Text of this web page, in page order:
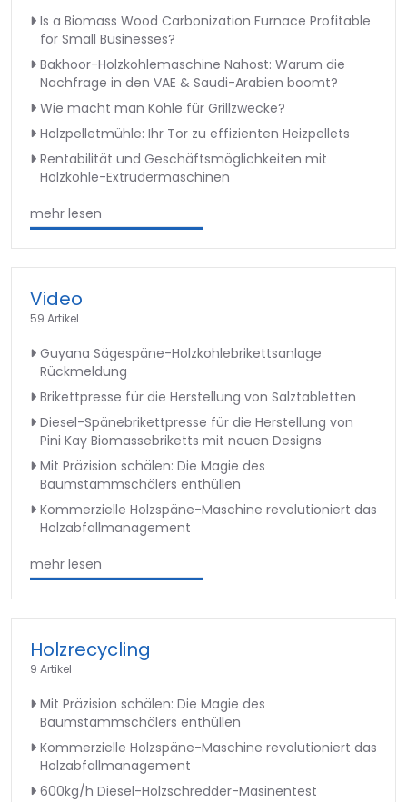
Is a Biomass Wood Carbonization Furnace Profitable
for Small Businesses?
Bakhoor-Holzkohlemaschine Nahost: Warum die
Nachfrage in den VAE & Saudi-Arabien boomt?
Wie macht man Kohle für Grillzwecke?
Holzpelletmühle: Ihr Tor zu effizienten Heizpellets
Rentabilität und Geschäftsmöglichkeiten mit
Holzkohle-Extrudermaschinen
mehr lesen
Video
59 Artikel
Guyana Sägespäne-Holzkohlebrikettsanlage
Rückmeldung
Brikettpresse für die Herstellung von Salztabletten
Diesel-Spänebrikettpresse für die Herstellung von
Pini Kay Biomassebriketts mit neuen Designs
Mit Präzision schälen: Die Magie des
Baumstammschälers enthüllen
Kommerzielle Holzspäne-Maschine revolutioniert das
Holzabfallmanagement
mehr lesen
Holzrecycling
9 Artikel
Mit Präzision schälen: Die Magie des
Baumstammschälers enthüllen
Kommerzielle Holzspäne-Maschine revolutioniert das
Holzabfallmanagement
600kg/h Diesel-Holzschredder-Masinentest